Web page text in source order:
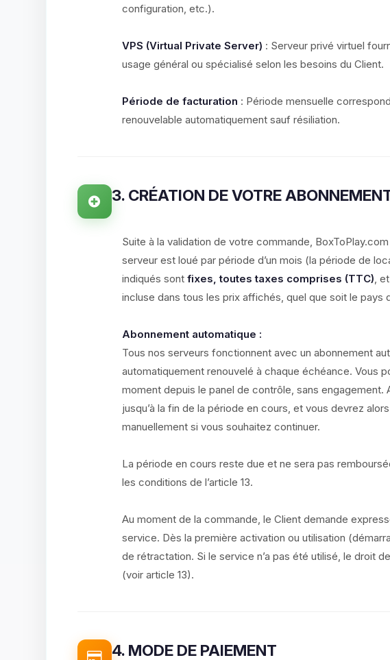
configuration, etc.).
VPS (Virtual Private Server) : Serveur privé virtuel
usage général ou spécialisé selon les besoins du Client.
Période de facturation : Période mensuelle
renouvelable automatiquement sauf résiliation.
3. CRÉATION DE VOTRE
Suite à la validation de votre commande,
serveur est loué par période d’un mois (la période de
indiqués sont fixes, toutes taxes comprises (TTC),
incluse dans tous les prix affichés, quel que soit le pays
Abonnement automatique :
Tous nos serveurs fonctionnent avec un abonnement
automatiquement renouvelé à chaque échéance. Vous
moment depuis le panel de contrôle, sans
jusqu’à la fin de la période en cours, et vous devrez
manuellement si vous souhaitez continuer.
La période en cours reste due et ne sera pas
les conditions de l’article 13.
Au moment de la commande, le Client demande
service. Dès la première activation ou utilisation
de rétractation. Si le service n’a pas été utilisé, le droit
(voir article 13).
4. MODE DE PAIEMENT